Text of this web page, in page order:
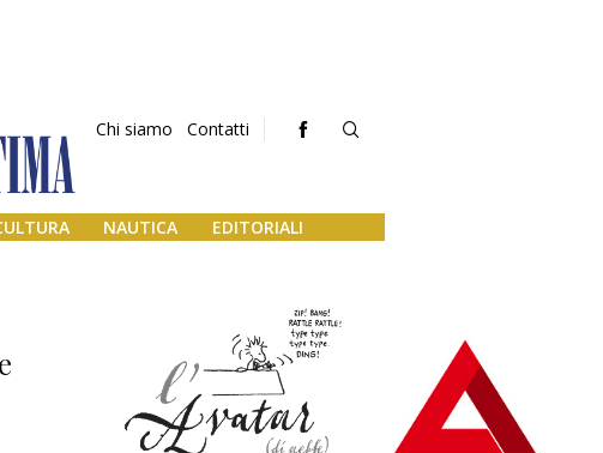
Chi siamo Contatti
NAUTICA EDITORIALI